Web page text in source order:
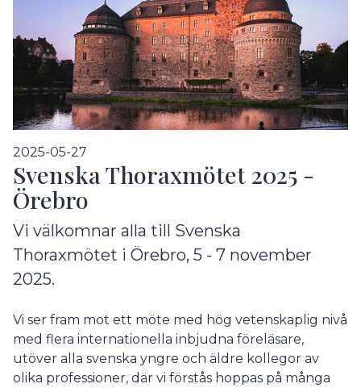
2025-05-27
Svenska Thoraxmötet 2025 -
Örebro
Vi välkomnar alla till Svenska
Thoraxmötet i Örebro, 5 - 7 november
2025.
Vi ser fram mot ett möte med hög vetenskaplig nivå
med flera internationella inbjudna föreläsare,
utöver alla svenska yngre och äldre kollegor av
olika professioner, där vi förstås hoppas på många